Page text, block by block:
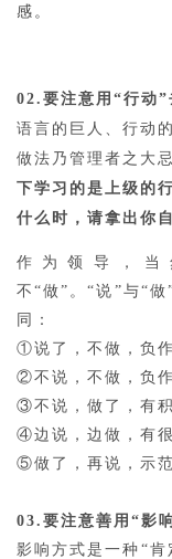
感。
02.要注意用“行动”
语言的巨人、行动
做法乃管理者之大
下学习的是上级的
什么时，请拿出你
作为领导，
不“做”。“说”与“
同：
①说了，不做，负作
②不说，不做，负作
③不说，做了，有积
④边说，边做，有
⑤做了，再说，示范
03.要注意善用“影
影响方式是一种“